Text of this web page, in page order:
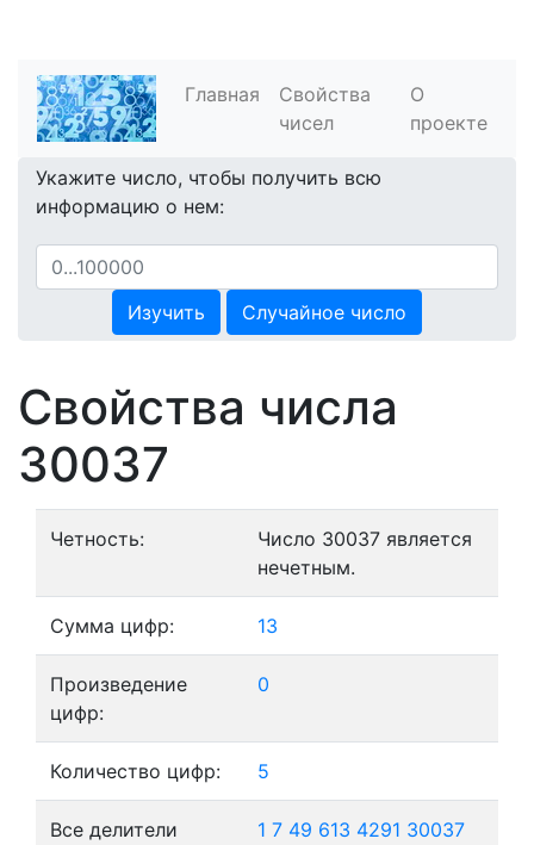
Главная
Свойства
чисел
О
проекте
Укажите число, чтобы получить всю
информацию о нем:
Изучить Случайное число
Свойства числа
30037
Четность:
Число 30037 является
нечетным.
Сумма цифр: 13
Произведение
цифр:
0
Количество цифр: 5
Все делители
1 7 49 613 4291 30037